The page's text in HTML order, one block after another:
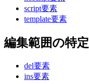
script要素
template要素
編集範囲の特定
del要素
ins要素